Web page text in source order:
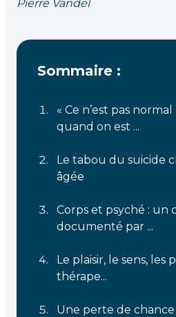
Pierre Vandel
Sommaire :
« Ce n’est pas
quand on est ...
Le tabou du suicide
âgée
Corps et psyché : un
documenté par ...
Le plaisir, le sens, les
thérape...
Une perte de